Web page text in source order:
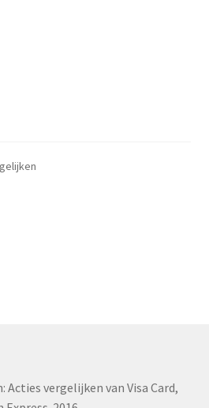
Acties vergelijken van Visa Card,